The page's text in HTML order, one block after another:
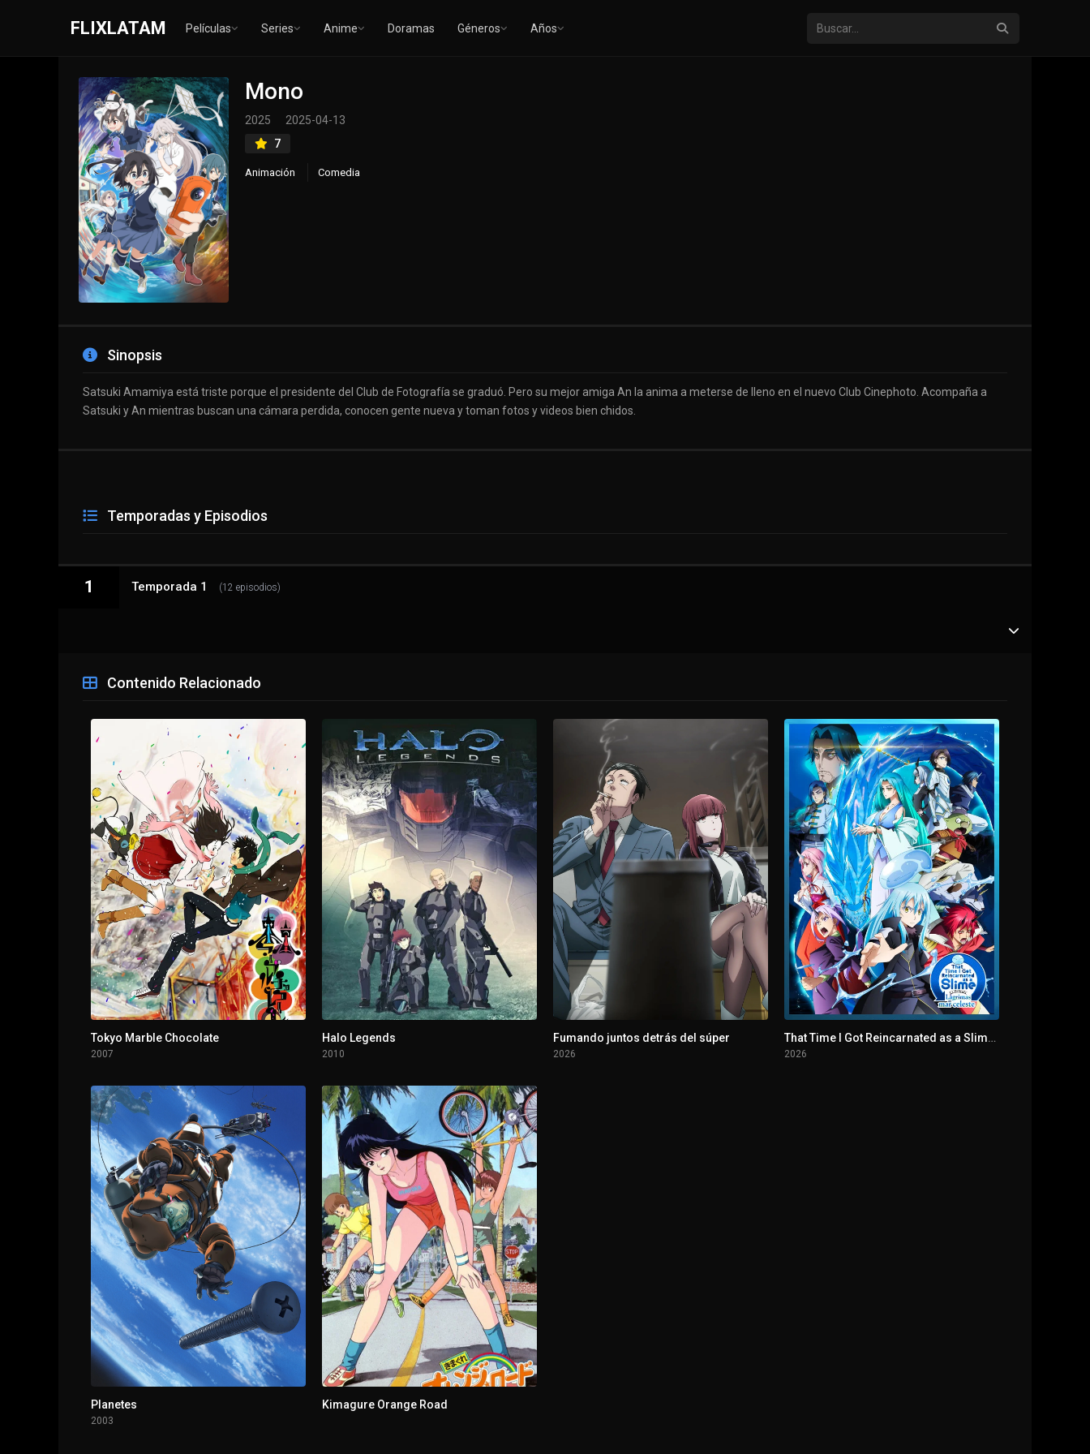
FLIXLATAM Películas Series Anime Doramas Géneros Años
Mono
2025
2025-04-13
7
Animación Comedia
Sinopsis
Satsuki Amamiya está triste porque el presidente del Club de Fotografía se graduó. Pero su mejor amiga An la anima a meterse de lleno en el nuevo Club Cinephoto. Acompaña a
Satsuki y An mientras buscan una cámara perdida, conocen gente nueva y toman fotos y videos bien chidos.
Temporadas y Episodios
1 Temporada 1 (12 episodios)
1 - 1 mono Trip
1 - 2 Making of Some Aerial Photography! / Visiting a Classmate, 3000 Leagues - Motovlog Part 12
Right Before It Becomes an Anime!! The Manga Pilgrimage Stamp Rally with a Schedule from Hell!
1 - 4 A Comfy Manga Artist Goes on a Winery Tour - Motovlog Part 13 / Taking Pictures of Food and Getting Full Until We Explode
1 - 5 Episodio 5
1 - 6 Episodio 6
1 - 7 Episodio 7
1 - 8 Nagano/Toyama Trip That's on the Test (The First Night)
1 - 9 Nagano/Toyama Trip That's on the Test (The Second Night)
1 - 10 Nagano/Toyama Trip That's on the Test (The Third Night)
1 - 11 Enjoying All the Spots on the Yamanashi Shaved Ice Map
1 - 12 POV Horror - What ever shall we do?
Contenido Relacionado
Tokyo Marble Chocolate
2007
Halo Legends
2010
Fumando juntos detrás del súper
2026
That Time I Got Reincarnated as a Slime. La película: Lágrimas del mar celeste
2026
Planetes
2003
Kimagure Orange Road